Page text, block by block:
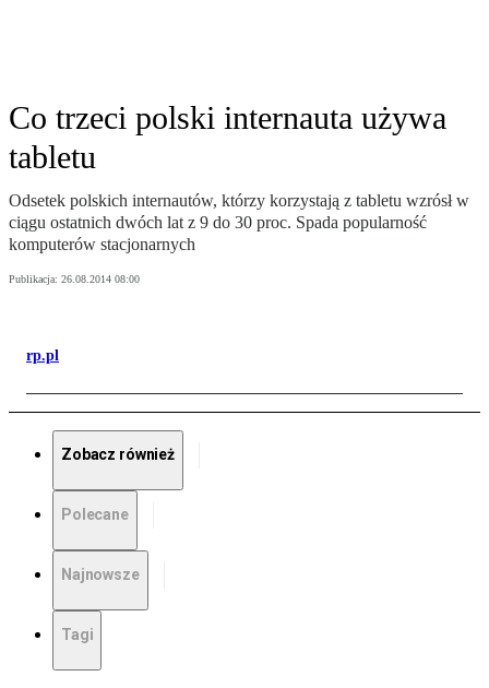
Co trzeci polski internauta używa
tabletu
Odsetek polskich internautów, którzy korzystają z tabletu wzrósł w
ciągu ostatnich dwóch lat z 9 do 30 proc. Spada popularność
komputerów stacjonarnych
Publikacja: 26.08.2014 08:00
rp.pl
Zobacz również
Polecane
Najnowsze
Tagi